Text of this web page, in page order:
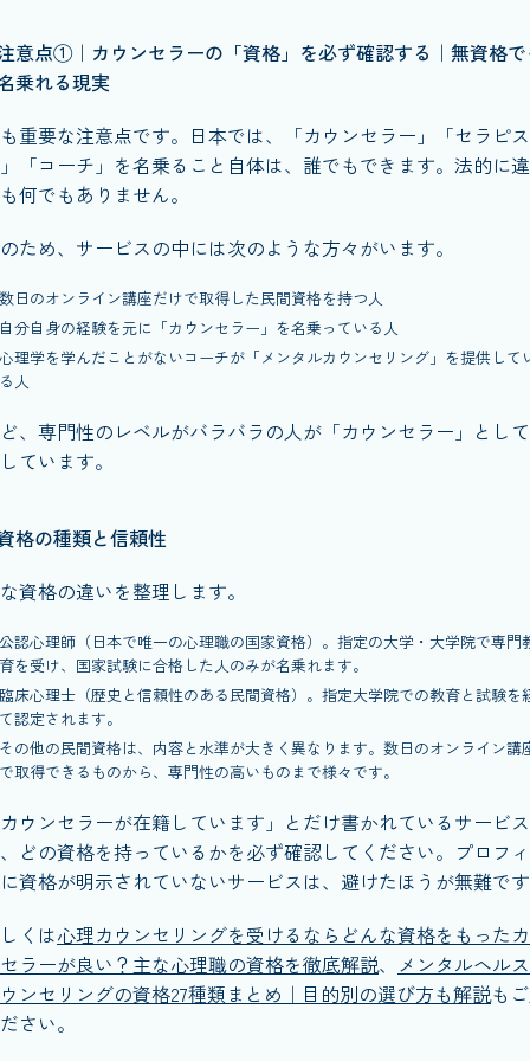
意点①｜カウンセラーの「資格」を必ず確認する｜無資格で
乗れる現実
重要な注意点です。日本では、「カウンセラー」「セラピス
」「コーチ」を名乗ること自体は、誰でもできます。法的に
何でもありません。
ため、サービスの中には次のような方々がいます。
数日のオンライン講座だけで取得した民間資格を持つ人
自分自身の経験を元に「カウンセラー」を名乗っている人
心理学を学んだことがないコーチが「メンタルカウンセリング」を提供して
る人
、専門性のレベルがバラバラの人が「カウンセラー」とし
ています。
格の種類と信頼性
資格の違いを整理します。
公認心理師（日本で唯一の心理職の国家資格）。指定の大学・大学院で専門
育を受け、国家試験に合格した人のみが名乗れます。
臨床心理士（歴史と信頼性のある民間資格）。指定大学院での教育と試験を
て認定されます。
その他の民間資格は、内容と水準が大きく異なります。数日のオンライン講
で取得できるものから、専門性の高いものまで様々です。
カウンセラーが在籍しています」とだけ書かれているサービス
どの資格を持っているかを必ず確認してください。プロフ
資格が明示されていないサービスは、避けたほうが無難です
くは心理カウンセリングを受けるならどんな資格をもった
ラーが良い？主な心理職の資格を徹底解説、 メンタルヘルス
ンセリングの資格27種類まとめ｜目的別の選び方も解説も
さい。